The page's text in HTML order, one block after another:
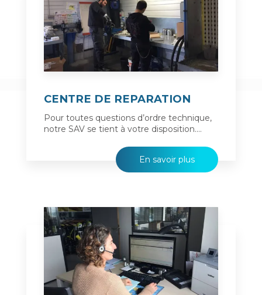
CENTRE DE REPARATION
Pour toutes questions d’ordre technique,
notre SAV se tient à votre disposition....
En savoir plus